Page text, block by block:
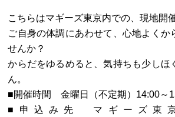
こちらはマギーズ東京内での、現地開
ご自身の体調にあわせて、心地よくか
せんか？
からだをゆるめると、気持ちも少しほ
ん。
■開催時間 金曜日（不定期）14:00～
■申込み先 マギーズ東京